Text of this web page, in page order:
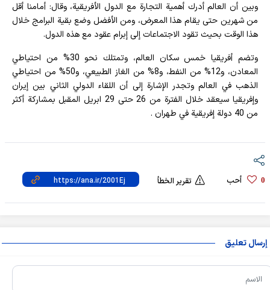
وبين أن العالم أدرك أهمية التجارة مع الدول الأفريقية، وقال: أمامنا أقل
من شهرين حتى يقام هذا المعرض، ومن الأفضل وضع بقية البرامج خلال
هذا الوقت بحيث تقود الاجتماعات إلى إبرام عقود مع هذه الدول.
وتضم أفريقيا خمس سكان العالم، وتمتلك نحو 30% من احتياطي
المعادن، و12% من النفط، و8% من الغاز الطبيعي، و50% من احتياطي
الذهب في العالم وتجدر الإشارة إلى أن اللقاء الدولي الثاني بين إيران
وإفريقيا سيعقد خلال الفترة من 26 حتى 29 ابريل المقبل بمشاركة أكثر
من 40 دولة إفريقية في طهران .
0 أحب تقرير الخطأ
إرسال تعليق